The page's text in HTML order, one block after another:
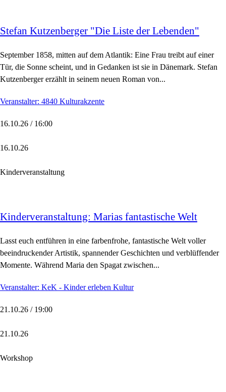
Stefan Kutzenberger "Die Liste der Lebenden"
September 1858, mitten auf dem Atlantik: Eine Frau treibt auf einer
Tür, die Sonne scheint, und in Gedanken ist sie in Dänemark. Stefan
Kutzenberger erzählt in seinem neuen Roman von...
Veranstalter: 4840 Kulturakzente
16.10.26 / 16:00
16.10.26
Kinderveranstaltung
Kinderveranstaltung: Marias fantastische Welt
Lasst euch entführen in eine farbenfrohe, fantastische Welt voller
beeindruckender Artistik, spannender Geschichten und verblüffender
Momente. Während Maria den Spagat zwischen...
Veranstalter: KeK - Kinder erleben Kultur
21.10.26 / 19:00
21.10.26
Workshop